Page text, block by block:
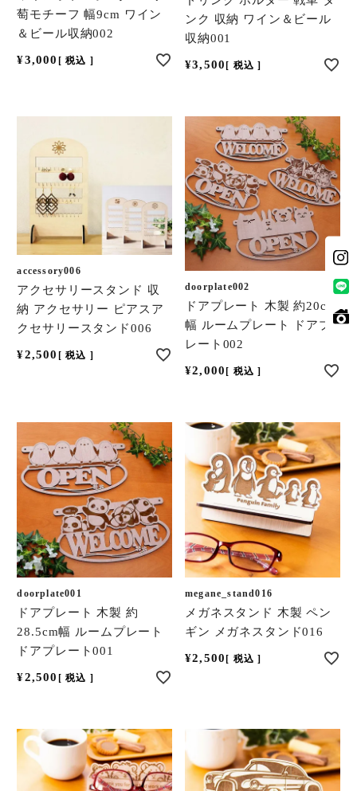
萄モチーフ 幅9cm ワイン
＆ビール収納002
¥3,000 税込
ンク 収納 ワイン＆ビール
収納001
¥3,500 税込
accessory006
アクセサリースタンド 収
納 アクセサリー ピアスア
クセサリースタンド006
¥2,500 税込
doorplate002
ドアプレート 木製 約20cm
幅 ルームプレート ドアプ
レート002
¥2,000 税込
doorplate001
ドアプレート 木製 約
28.5cm幅 ルームプレート
ドアプレート001
¥2,500 税込
megane_stand016
メガネスタンド 木製 ペン
ギン メガネスタンド016
¥2,500 税込